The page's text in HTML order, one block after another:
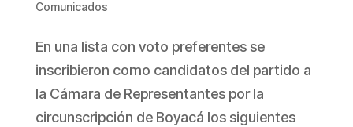
Comunicados
En una lista con voto preferentes se
inscribieron como candidatos del partido a
la Cámara de Representantes por la
circunscripción de Boyacá los siguientes